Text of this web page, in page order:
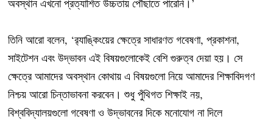
অবস্থান এখনো প্রত্যাশিত উচ্চতায় পৌঁছাতে পারেনি।’
তিনি আরো বলেন, ‘র‌্যাঙ্কিংয়ের ক্ষেত্রে সাধারণত গবেষণা, প্রকাশনা,
সাইটেশন এবং উদ্ভাবন এই বিষয়গুলোকেই বেশি গুরুত্ব দেয়া হয়। সে
ক্ষেত্রে আমাদের অবস্থান কোথায় এ বিষয়গুলো নিয়ে আমাদের শিক্ষাবিদগণ
নিশ্চয় আরো চিন্তাভাবনা করবেন। শুধু পুঁথিগত শিক্ষাই নয়,
বিশ্ববিদ্যালয়গুলো গবেষণা ও উদ্ভাবনের দিকে মনোযোগ না দিলে